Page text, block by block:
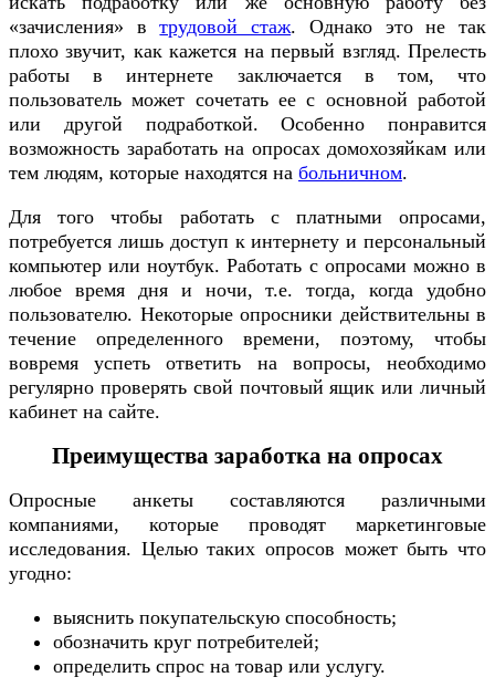
«зачисления» втрудовой стаж. Однако это не так
плохо звучит, как кажется на первый взгляд. Прелесть
работы в интернете заключается в том, что
пользователь может сочетать ее с основной работой
или другой подработкой. Особенно понравится
возможность заработать на опросах домохозяйкам или
тем людям, которые находятся на больничном.
Для того чтобы работать с платными опросами,
потребуется лишь доступ к интернету и персональный
компьютер или ноутбук. Работать с опросами можно в
любое время дня и ночи, т.е. тогда, когда удобно
пользователю. Некоторые опросники действительны в
течение определенного времени, поэтому, чтобы
вовремя успеть ответить на вопросы, необходимо
регулярно проверять свой почтовый ящик или личный
кабинет на сайте.
Преимущества заработка на опросах
Опросные анкеты составляются различными
компаниями, которые проводят маркетинговые
исследования. Целью таких опросов может быть что
угодно:
выяснить покупательскую способность;
обозначить круг потребителей;
определить спрос на товар или услугу.